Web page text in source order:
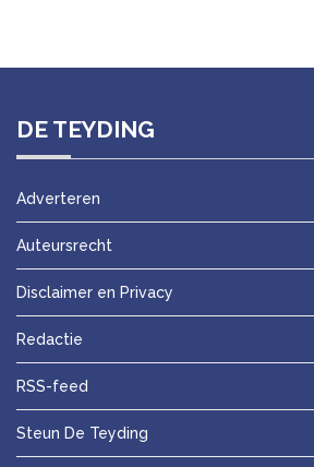
DE TEYDING
Adverteren
Auteursrecht
Disclaimer en Privacy
Redactie
RSS-feed
Steun De Teyding